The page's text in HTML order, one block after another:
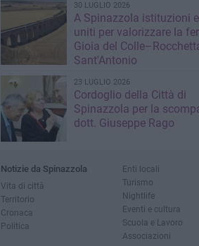
30 LUGLIO 2026
A Spinazzola istituzioni
uniti per valorizzare la
Gioia del
Sant'Antonio
23 LUGLIO 2026
Cordoglio della Città di
Spinazzola per la
dott. Giuseppe Rago
Notizie da Spinazzola
Vita di città
Territorio
Cronaca
Politica
Enti locali
Turismo
Nightlife
Eventi e cultura
Scuola e Lavoro
Associazioni